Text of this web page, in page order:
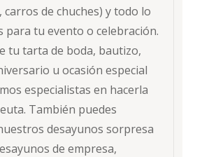
carros de chuches) y todo lo
para tu evento o celebración.
tu tarta de boda, bautizo,
u ocasión especial
especialistas en hacerla
También puedes
desayunos sorpresa
de empresa,